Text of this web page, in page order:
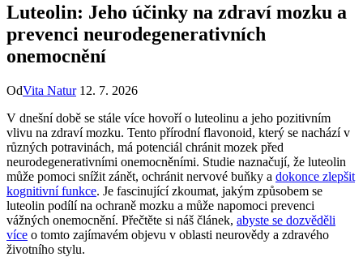
Luteolin: Jeho účinky na zdraví mozku a
prevenci neurodegenerativních
onemocnění
OdVita Natur 12. 7. 2026
V dnešní době se stále více hovoří o luteolinu a jeho pozitivním
vlivu na zdraví mozku. Tento přírodní flavonoid, který se nachází v
různých potravinách, má potenciál chránit mozek před
neurodegenerativními onemocněními. Studie naznačují, že luteolin
může pomoci snížit zánět, ochránit nervové buňky a dokonce zlepšit
kognitivní funkce. Je fascinující zkoumat, jakým způsobem se
luteolin podílí na ochraně mozku a může napomoci prevenci
vážných onemocnění. Přečtěte si náš článek, abyste se dozvěděli
více o tomto zajímavém objevu v oblasti neurovědy a zdravého
životního stylu.